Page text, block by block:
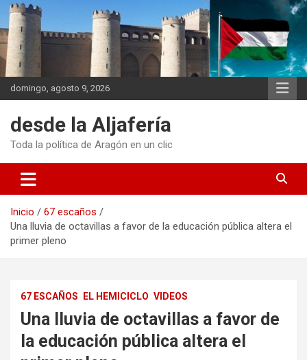
Saltar
contenido
domingo, agosto 9, 2026
desde la Aljafería
Toda la política de Aragón en un clic
Inicio
67 escaños
Una lluvia de octavillas a favor de la educación pública altera el
primer pleno
67 ESCAÑOS EL HEMICICLO VIDEOS
Una lluvia de octavillas a favor de
la educación pública altera el